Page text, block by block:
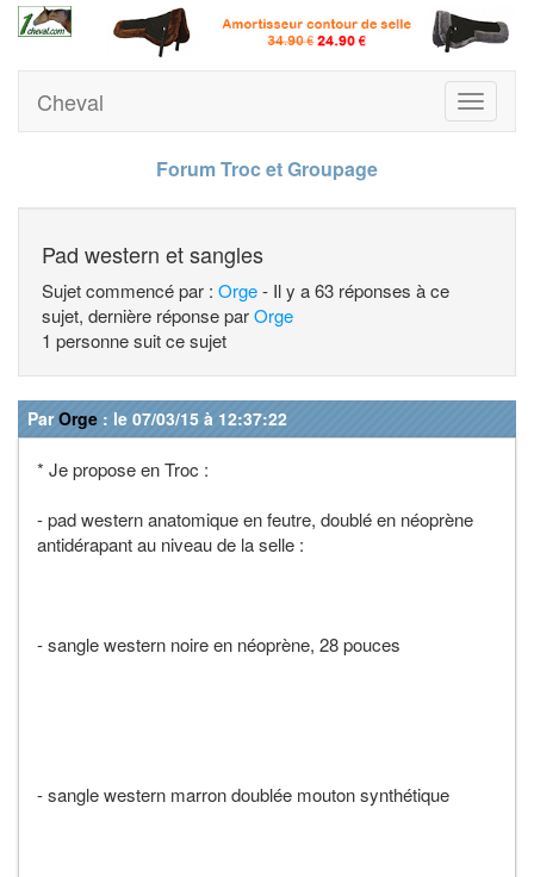
Toggle
Cheval
Forum Troc et Groupage
Pad western et sangles
Sujet commencé par : Orge- Il y a 63 réponses à ce
sujet, dernière réponse parOrge
1 personne suit ce sujet
ParOrge : le 07/03/15 à 12:37:22
* Je propose en Troc :
- pad western anatomique en feutre, doublé en néoprène
antidérapant au niveau de la selle :
- sangle western noire en néoprène, 28 pouces
- sangle western marron doublée mouton synthétique